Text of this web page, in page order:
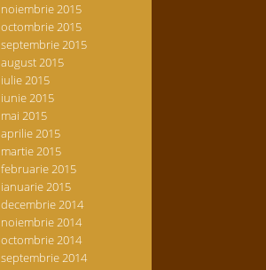
noiembrie 2015
octombrie 2015
septembrie 2015
august 2015
iulie 2015
iunie 2015
mai 2015
aprilie 2015
martie 2015
februarie 2015
ianuarie 2015
decembrie 2014
noiembrie 2014
octombrie 2014
septembrie 2014